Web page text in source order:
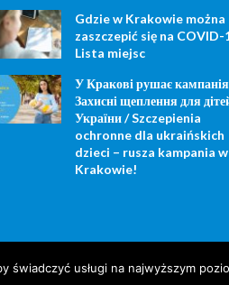
Gdzie w Krakowie można
zaszczepić się na COVID-
Lista miejsc
У Кракові рушає
Захисні щеплення для
України / Szczepienia
ochronne dla ukraińskich
dzieci – rusza kampania w
Krakowie!
świadczyć usługi na najwyższym